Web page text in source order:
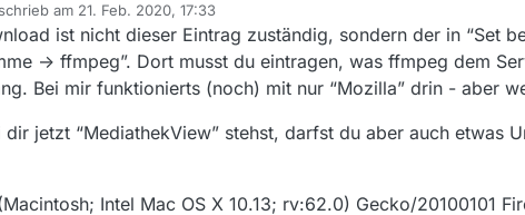
schrieb am 21. Feb. 2020, 17:33
editiert von
ist nicht dieser Eintrag zuständig, sondern der in “Set
-> ffmpeg”. Dort musst du eintragen, was ffmpeg dem
Bei mir funktionierts (noch) mit nur “Mozilla” drin - aber
jetzt “MediathekView” stehst, darfst du aber auch etwas
Intel Mac OS X 10.13; rv:62.0) Gecko/20100101